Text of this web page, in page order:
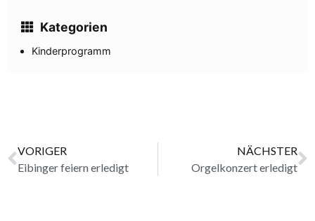
Kategorien
Kinder­programm
VORIGER
Eibinger feiern erledigt
NÄCHSTER
Orgelkonzert erledigt